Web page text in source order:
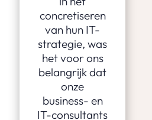
concretiseren
van hun IT-
strategie, was
het voor ons
belangrijk dat
onze
business- en
IT-consultants